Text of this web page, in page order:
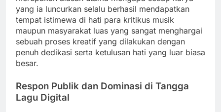
yang ia luncurkan selalu berhasil mendapatkan
tempat istimewa di hati para kritikus musik
maupun masyarakat luas yang sangat menghargai
sebuah proses kreatif yang dilakukan dengan
penuh dedikasi serta ketulusan hati yang luar biasa
besar.
Respon Publik dan Dominasi di Tangga
Lagu Digital